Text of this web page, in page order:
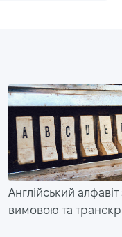
Англійський алфавіт
вимовою та